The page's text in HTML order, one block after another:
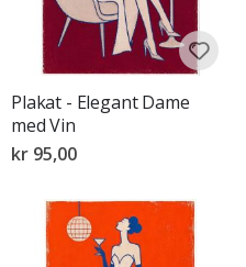
Plakat - Elegant Dame
med Vin
kr 95,00